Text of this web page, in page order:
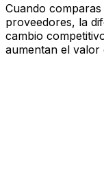
Cuando
proveedores, la
cambio
aumentan el valor